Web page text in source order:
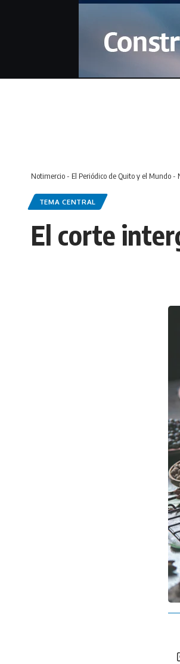
Notimercio - El Periódico de Quito y el Mundo -
TEMA CENTRAL
El corte